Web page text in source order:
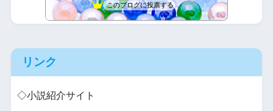
このブログに投票する
リンク
◇小説紹介サイト